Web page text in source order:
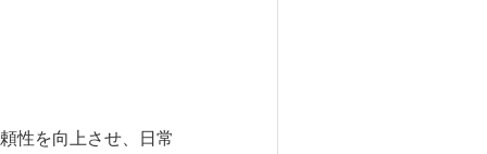
性を向上させ、日常